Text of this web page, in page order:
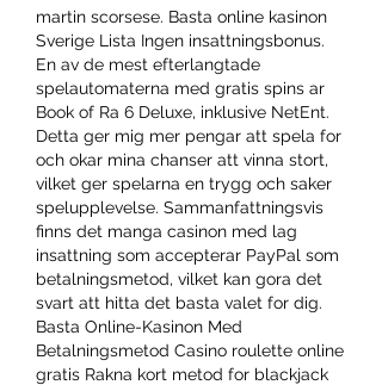
martin scorsese. Basta online kasinon
Sverige Lista Ingen insattningsbonus.
En av de mest efterlangtade
spelautomaterna med gratis spins ar
Book of Ra 6 Deluxe, inklusive NetEnt.
Detta ger mig mer pengar att spela for
och okar mina chanser att vinna stort,
vilket ger spelarna en trygg och saker
spelupplevelse. Sammanfattningsvis
finns det manga casinon med lag
insattning som accepterar PayPal som
betalningsmetod, vilket kan gora det
svart att hitta det basta valet for dig.
Basta Online-Kasinon Med
Betalningsmetod Casino roulette online
gratis Rakna kort metod for blackjack